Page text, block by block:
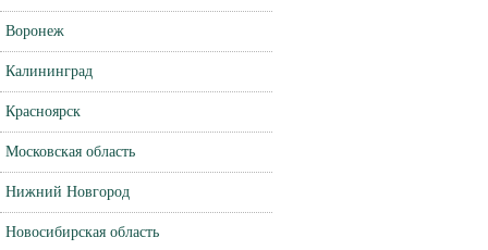
Воронеж
Калининград
Красноярск
Московская область
Нижний Новгород
Новосибирская область